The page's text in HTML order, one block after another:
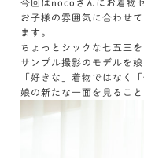
今回はnocoさんにお着物
お子様の雰囲気に合わせ
ます。
ちょっとシックな七五三を
サンプル撮影のモデルを
「好きな」着物ではなく
娘の新たな一面を見ること